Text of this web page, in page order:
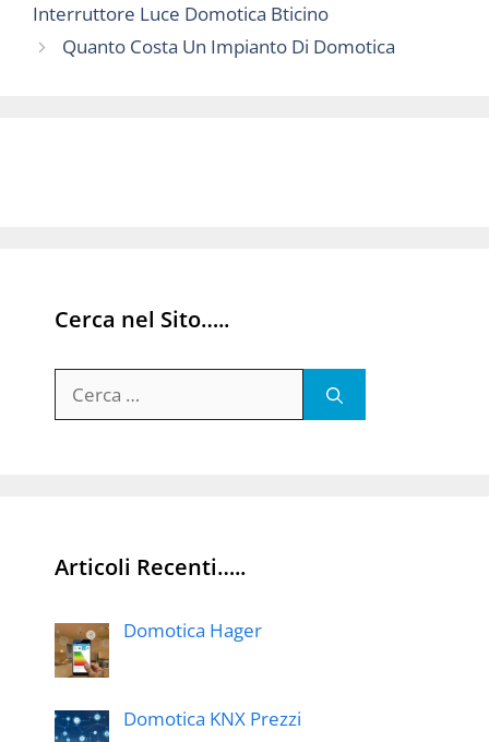
Interruttore Luce Domotica Bticino
Quanto Costa Un Impianto Di Domotica
Cerca nel Sito…..
per:
Articoli Recenti…..
Domotica Hager
Domotica KNX Prezzi